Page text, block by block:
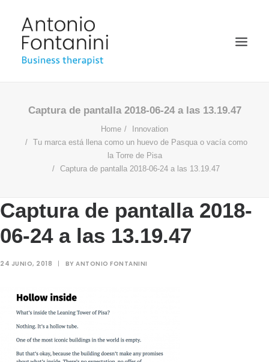
BUSINESS THERAPIST
BIOGRAFÍA
MULTIMEDIA
Captura de pantalla 2018-06-24 a las 13.19.47
Home
Innovation
Tu marca está llena como un huevo de Pasqua o vacía como
la Torre de Pisa
Captura de pantalla 2018-06-24 a las 13.19.47
Captura de pantalla 2018-
06-24 a las 13.19.47
24 JUNIO, 2018 | BY ANTONIO FONTANINI